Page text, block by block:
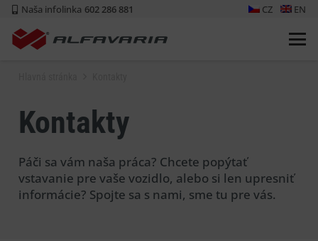
Naša infolinka 602 286 881 CZ EN
Kontakty
Páči sa vám naša práca? Chcete popýtať
vstavanie pre vaše vozidlo, alebo si len upresniť
informácie? Spojte sa s nami, sme tu pre vás.